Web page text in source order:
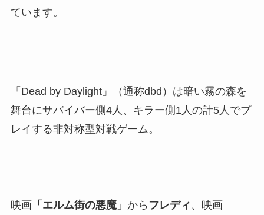
ています。
「Dead by Daylight」（通称dbd）は暗い霧の森を
舞台にサバイバー側4人、キラー側1人の計5人でプ
レイする非対称型対戦ゲーム。
映画 「エルム街の悪魔」 から フレディ 、映画